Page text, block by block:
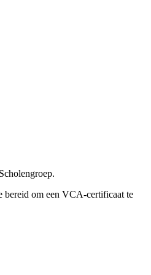
bereid om een VCA-certificaat te